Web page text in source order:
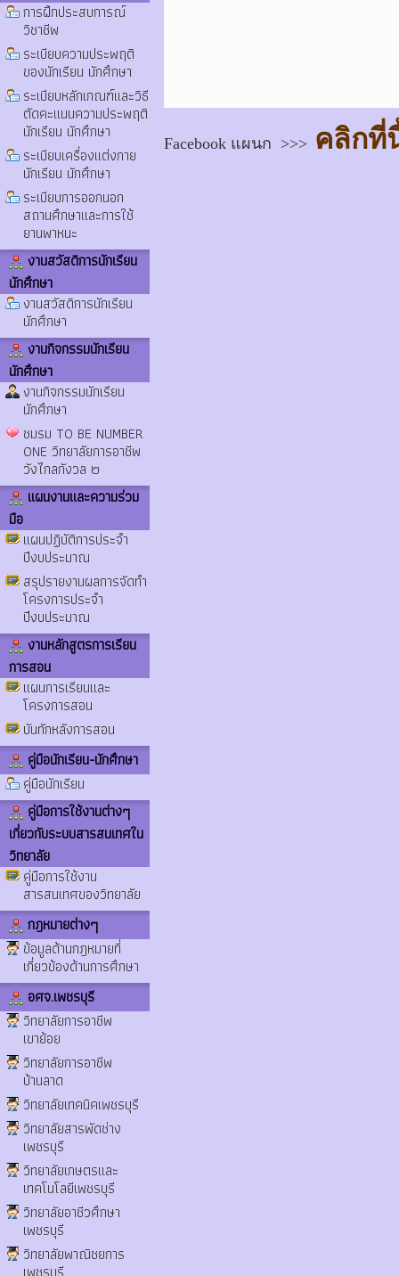
การฝึกประสบการณ์
วิชาชีพ
ระเบียบความประพฤติ
ของนักเรียน นักศึกษา
ระเบียบหลักเกณฑ์และวิธี
ตัดคะแนนความประพฤติ
นักเรียน นักศึกษา
ระเบียบเครื่องแต่งกาย
นักเรียน นักศึกษา
ระเบียบการออกนอก
สถานศึกษาและการใช้
ยานพาหนะ
งานสวัสดิการนักเรียน
นักศึกษา
งานสวัสดิการนักเรียน
นักศึกษา
งานกิจกรรมนักเรียน
นักศึกษา
งานกิจกรรมนักเรียน
นักศึกษา
ชมรม TO BE NUMBER
ONE วิทยาลัยการอาชีพ
วังไกลกังวล ๒
แผนงานและความร่วม
มือ
แผนปฏิบัติการประจำ
ปีงบประมาณ
สรุปรายงานผลการจัดทำ
โครงการประจำ
ปีงบประมาณ
งานหลักสูตรการเรียน
การสอน
แผนการเรียนและ
โครงการสอน
บันทักหลังการสอน
คู่มือนักเรียน-นักศึกษา
คู่มือนักเรียน
คู่มือการใช้งานต่างๆ
เกี่ยวกับระบบสารสนเทศใน
วิทยาลัย
คู่มือการใช้งาน
สารสนเทศของวิทยาลัย
กฎหมายต่างๆ
ข้อมูลด้านกฎหมายที่
เกี่ยวข้องด้านการศึกษา
อศจ.เพชรบุรี
วิทยาลัยการอาชีพ
เขาย้อย
วิทยาลัยการอาชีพ
บ้านลาด
วิทยาลัยเทคนิคเพชรบุรี
วิทยาลัยสารพัดช่าง
เพชรบุรี
วิทยาลัยเกษตรและ
เทคโนโลยีเพชรบุรี
วิทยาลัยอาชีวศึกษา
เพชรบุรี
วิทยาลัยพาณิชยการ
Facebook แผนก >>> คลิกที่